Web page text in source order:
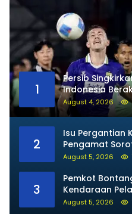
1
Persib
Indonesia
August 4, 2026
2
Isu Pergantian
Pengamat
August 5, 2026
3
Pemkot
Kendaraan
Subsidi
August 5, 2026